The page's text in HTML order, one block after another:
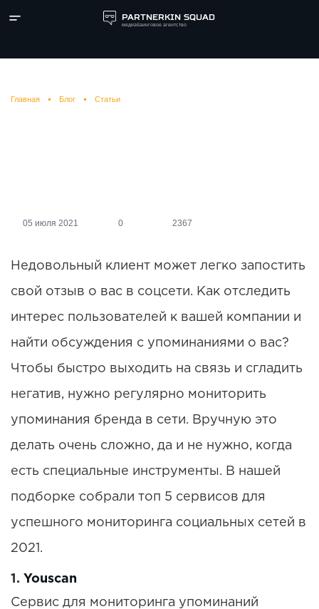
PARTNERKIN SQUAD
медиабаинговое агентство
Главная Блог Статьи
05 июля 2021 0 2367
Недовольный клиент может легко запостить
свой отзыв о вас в соцсети. Как отследить
интерес пользователей к вашей компании и
найти обсуждения с упоминаниями о вас?
Чтобы быстро выходить на связь и сгладить
негатив, нужно регулярно мониторить
упоминания бренда в сети. Вручную это
делать очень сложно, да и не нужно, когда
есть специальные инструменты. В нашей
подборке собрали топ 5 сервисов для
успешного мониторинга социальных сетей в
2021.
1. Youscan
Сервис для мониторинга упоминаний